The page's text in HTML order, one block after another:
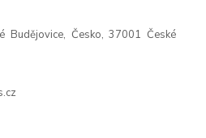
Budějovice, Česko, 37001 České